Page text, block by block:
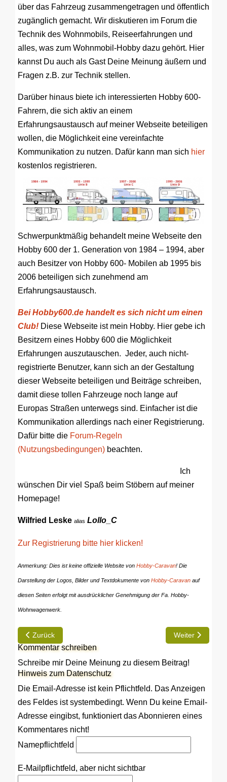
über das Fahrzeug zusammengetragen und öffentlich
zugänglich gemacht. Wir diskutieren im Forum die
Technik des Wohnmobils, Reiseerfahrungen und
alles, was zum Wohnmobil-Hobby dazu gehört. Hier
kannst Du auch als Gast Deine Meinung äußern und
Fragen z.B. zur Technik stellen.
Darüber hinaus biete ich interessierten Hobby 600-
Fahrern, die sich aktiv an einem
Erfahrungsaustausch auf meiner Webseite beteiligen
wollen, die Möglichkeit eine vereinfachte
Kommunikation zu nutzen. Dafür kann man sich hier
kostenlos registrieren.
Schwerpunktmäßig behandelt meine Webseite den
Hobby 600 der 1. Generation von 1984 – 1994, aber
auch Besitzer von Hobby 600- Mobilen ab 1995 bis
2006 beteiligen sich zunehmend am
Erfahrungsaustausch.
Bei Hobby600.de handelt es sich nicht um einen
Club! Diese Webseite ist mein Hobby. Hier gebe ich
Besitzern eines Hobby 600 die Möglichkeit
Erfahrungen auszutauschen. Jeder, auch nicht-
registrierte Benutzer, kann sich an der Gestaltung
dieser Webseite beteiligen und Beiträge schreiben,
damit diese tollen Fahrzeuge noch lange auf
Europas Straßen unterwegs sind. Einfacher ist die
Kommunikation allerdings nach einer Registrierung.
Dafür bitte die Forum-Regeln
(Nutzungsbedingungen) beachten.
Ich
wünschen Dir viel Spaß beim Stöbern auf meiner
Homepage!
Wilfried Leske alias Lollo_C
Zur Registrierung bitte hier klicken!
Anmerkung: Dies ist keine offizielle Website von Hobby-Caravan! Die
Darstellung der Logos, Bilder und Textdokumente von Hobby-Caravan auf
diesen Seiten erfolgt mit ausdrücklicher Genehmigung der Fa. Hobby-
Wohnwagenwerk.
Vorheriger Beitrag: Hinweise
Zurück Nächster
Weiter
Kommentar schreiben
Schreibe mir Deine Meinung zu diesem Beitrag!
Hinweis zum Datenschutz
Die Email-Adresse ist kein Pflichtfeld. Das Anzeigen
des Feldes ist systembedingt. Wenn Du keine Email-
Adresse eingibst, funktioniert das Abonnieren eines
Kommentares nicht!
Namepflichtfeld
E-Mail pflichtfeld, aber nicht sichtbar